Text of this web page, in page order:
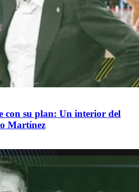
con su plan: Un interior del
Martínez